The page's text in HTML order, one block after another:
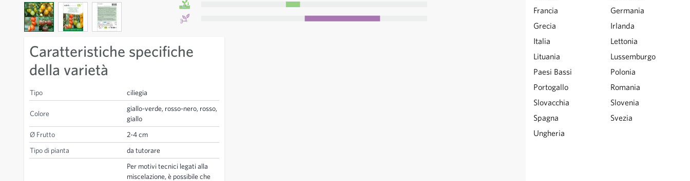
Francia
Germania
Grecia
Irlanda
Italia
Lettonia
Lituania
Lussemburgo
Paesi Bassi
Polonia
Portogallo
Romania
Slovacchia
Slovenia
Spagna
Svezia
Ungheria
View larger imageView larger imageView larger image
Caratteristiche specifiche
della varietà
Tipo ciliegia
Colore
giallo-verde, rosso-nero, rosso,
giallo
Ø Frutto
2-4 cm
Tipo di pianta
da tutorare
Per motivi tecnici legati alla
miscelazione, è possibile che